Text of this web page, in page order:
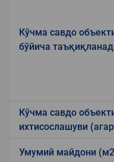
Кўчма савдо
бўйича
Кўчма савдо
ихтисослашуви
Умумий майдони